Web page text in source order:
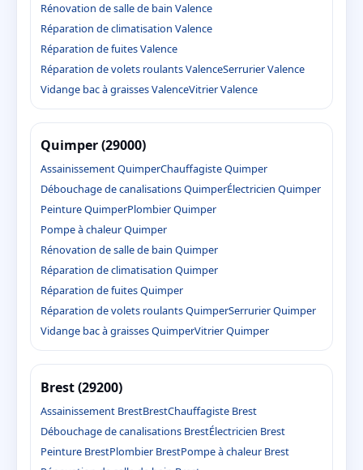
Rénovation de salle de bain Valence
Réparation de climatisation Valence
Réparation de fuites Valence
Réparation de volets roulants ValenceSerrurier Valence
Vidange bac à graisses ValenceVitrier Valence
Quimper (29000)
Assainissement QuimperChauffagiste Quimper
Débouchage de canalisations QuimperÉlectricien Quimper
Peinture QuimperPlombier Quimper
Pompe à chaleur Quimper
Rénovation de salle de bain Quimper
Réparation de climatisation Quimper
Réparation de fuites Quimper
Réparation de volets roulants QuimperSerrurier Quimper
Vidange bac à graisses QuimperVitrier Quimper
Brest (29200)
Assainissement BrestBrestChauffagiste Brest
Débouchage de canalisations BrestÉlectricien Brest
Peinture BrestPlombier BrestPompe à chaleur Brest